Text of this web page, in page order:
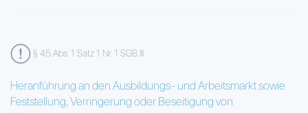
§ 45 Abs. 1 Satz 1 Nr. 1 SGB III
Heranführung an den Ausbildungs- und Arbeitsmarkt sowie
Feststellung, Verringerung oder Beseitigung von